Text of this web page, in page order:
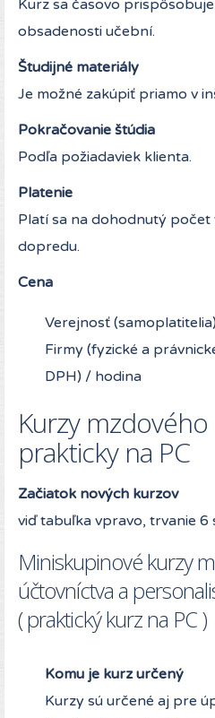
Kurz sa časovo
obsadenosti učební.
Študijné materiály
Je možné zakúpiť priamo v
Pokračovanie štúdia
Podľa požiadaviek klienta.
Platenie
Platí sa na dohodnutý
dopredu.
Cena
Verejnosť
Firmy (fyzické a
DPH) / hodina
Kurzy
prakticky na PC
Začiatok nových kurzov
viď tabuľka vpravo, trvanie
Miniskupinové kurzy
účtovníctva a
( praktický kurz na PC )
Komu je kurz určený
Kurzy sú určené aj pre